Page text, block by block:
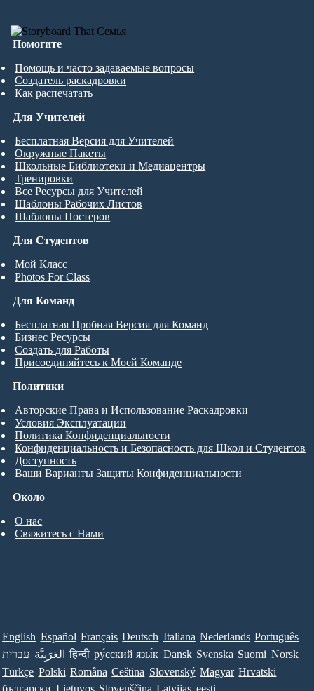
Помогите
Помощь и часто задаваемые вопросы
Создатель раскадровки
Как распечатать
Для Студентов
Мой Класс
Photos For Class
Для Учителей
Бесплатная Версия для Учителей
Окружные Пакеты
Школьные Библиотеки и Медиацентры
Тренировки
Все Ресурсы для Учителей
Шаблоны Рабочих Листов
Шаблоны Постеров
Для Команд
Бесплатная Пробная Версия для Команд
Бизнес Ресурсы
Создать для Работы
Присоединяйтесь к Моей Команде
Около
О нас
Свяжитесь с Нами
Политики
Авторские Права и Использование Раскадровки
Условия Эксплуатации
Политика Конфиденциальности
Конфиденциальность и Безопасность для Школ и Студентов
Доступность
Ваши Варианты Защиты Конфиденциальности
English Español Français Deutsch Italiana Nederlands Português
עברית العَرَبِيَّة हिन्दी ру́сский язы́к Dansk Svenska Suomi Norsk
Türkçe Polski Româna Ceština Slovenský Magyar Hrvatski